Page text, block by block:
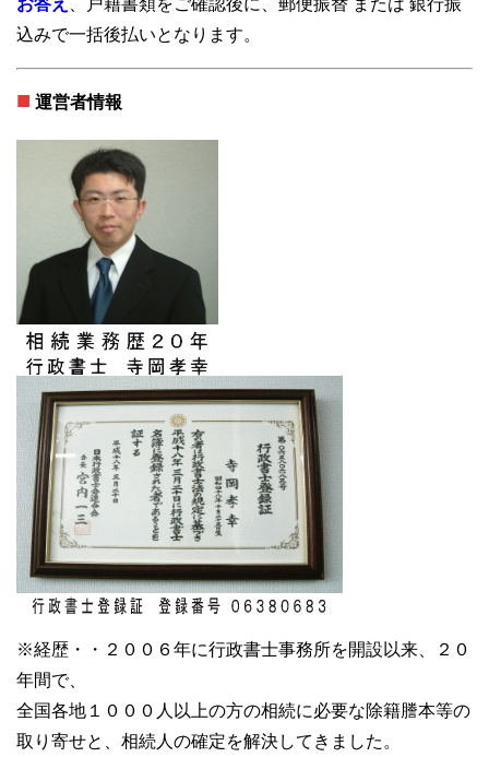
お答え
、戸籍書類をご確認後に、郵便振替 または 銀行振
込みで一括後払いとなります。
■ 運営者情報
※経歴・・２００６年に行政書士事務所を開設以来、２０
年間で、
全国各地１０００人以上の方の相続に必要な除籍謄本等の
取り寄せと、相続人の確定を解決してきました。